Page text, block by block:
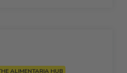
ALIMENTARIA HUB